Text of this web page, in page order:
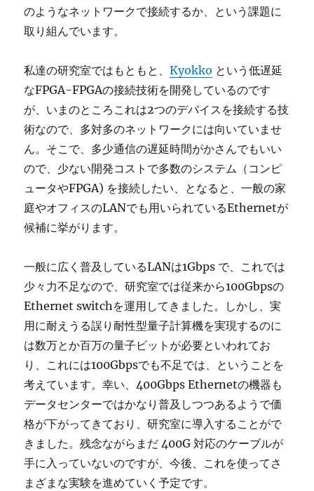
のようなネットワークで接続するか、という課題に
取り組んでいます。
私達の研究室ではもともと、Kyokko という低遅延
なFPGA-FPGAの接続技術を開発しているのです
が、いまのところこれは2つのデバイスを接続する技
術なので、多対多のネットワークには向いていませ
ん。そこで、多少通信の遅延時間がかさんでもいい
ので、少ない開発コストで多数のシステム（コンピ
ュータやFPGA) を接続したい、となると、一般の家
庭やオフィスのLANでも用いられているEthernetが
候補に挙がります。
一般に広く普及しているLANは1Gbps で、これでは
少々力不足なので、研究室では従来から100Gbpsの
Ethernet switchを運用してきました。しかし、実
用に耐えうる誤り耐性型量子計算機を実現するのに
は数万とか百万の量子ビットが必要といわれてお
り、これには100Gbpsでも不足では、ということを
考えています。幸い、400Gbps Ethernetの機器も
データセンターではかなり普及しつつあるようで価
格が下がってきており、研究室に導入することがで
きました。残念ながらまだ 400G 対応のケーブルが
手に入っていないのですが、今後、これを使ってさ
まざまな実験を進めていく予定です。